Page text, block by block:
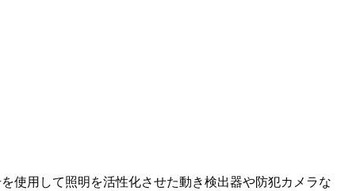
使用して照明を活性化させた動き検出器や防犯カメラな